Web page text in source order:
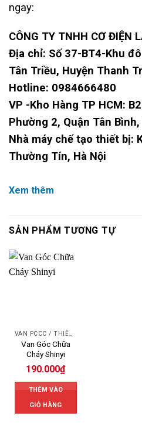
ngay:
CÔNG TY TNHH CƠ ĐIỆN
Địa chỉ: Số 37-BT4-Khu
Tân Triều, Huyện Thanh
Hotline: 0984666480
VP -Kho Hàng TP HCM:
Phường 2, Quận Tân Bình,
Nhà máy chế tạo thiết bị:
Thường Tín, Hà Nội
Xem thêm
SẢN PHẨM TƯƠNG TỰ
VAN PCCC / THIẾT BỊ PCCC
Van Góc Chữa
Cháy Shinyi
190.000₫
THÊM VÀO
GIỎ HÀNG